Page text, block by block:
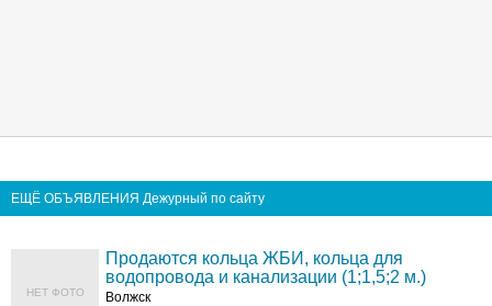
ЕЩЁ ОБЪЯВЛЕНИЯ Дежурный по сайту
НЕТ ФОТО
Продаются кольца ЖБИ, кольца для
водопровода и канализации (1;1,5;2 м.)
Волжск